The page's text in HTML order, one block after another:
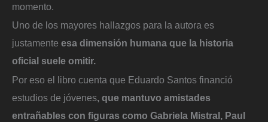
momento.
Uno de los mayores hallazgos para la autora es
justamente esa dimensión humana que la historia
oficial suele omitir.
Por eso el libro cuenta que Eduardo Santos financió
estudios de jóvenes, que mantuvo amistades
entrañables con figuras como Gabriela Mistral, Paul